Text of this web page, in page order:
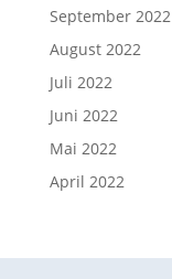
September 2022
August 2022
Juli 2022
Juni 2022
Mai 2022
April 2022